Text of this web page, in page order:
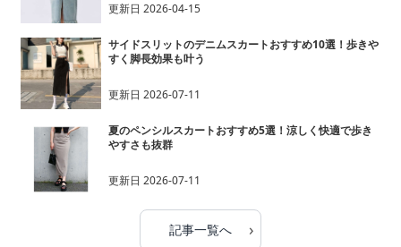
更新日 2026-04-15
サイドスリットのデニムスカートおすすめ10選！歩きや
すく脚長効果も叶う
更新日 2026-07-11
夏のペンシルスカートおすすめ5選！涼しく快適で歩き
やすさも抜群
更新日 2026-07-11
記事一覧へ ›